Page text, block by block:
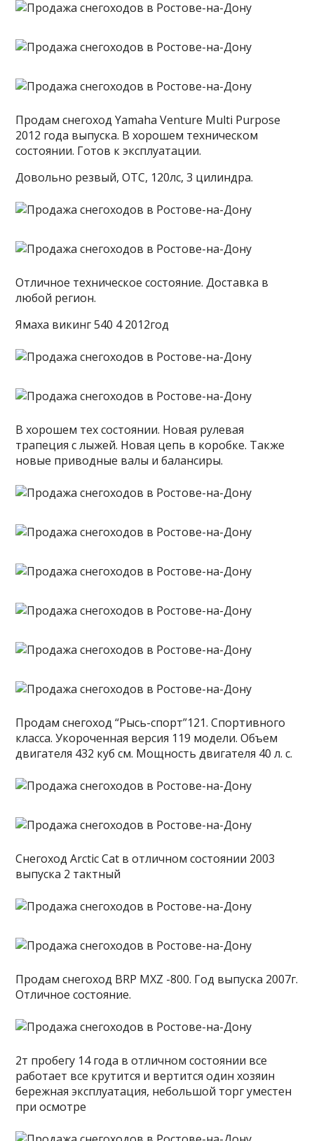
Продам снегоход Yamaha Venture Multi Purpose
2012 года выпуска. В хорошем техническом
состоянии. Готов к эксплуатации.
Довольно резвый, ОТС, 120лс, 3 цилиндра.
Отличное техническое состояние. Доставка в
любой регион.
Ямаха викинг 540 4 2012год
В хорошем тех состоянии. Новая рулевая
трапеция с лыжей. Новая цепь в коробке. Также
новые приводные валы и балансиры.
Продам снегоход “Рысь-спорт”121. Спортивного
класса. Укороченная версия 119 модели. Объем
двигателя 432 куб см. Мощность двигателя 40 л. с.
Снегоход Arctic Cat в отличном состоянии 2003
выпуска 2 тактный
Продам снегоход BRP MXZ -800. Год выпуска 2007г.
Отличное состояние.
2т пробегу 14 года в отличном состоянии все
работает все крутится и вертится один хозяин
бережная эксплуатация, небольшой торг уместен
при осмотре